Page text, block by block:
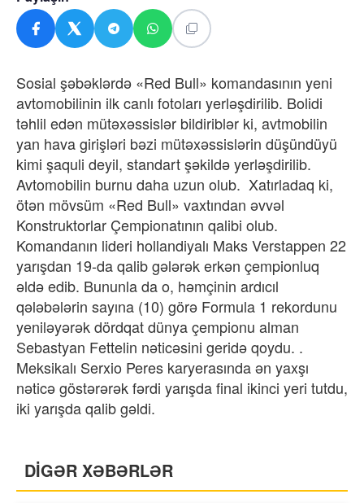
Sosial şəbəklərdə «Red Bull» komandasının yeni
avtomobilinin ilk canlı fotoları yerləşdirilib. Bolidi
təhlil edən mütəxəssislər bildiriblər ki, avtmobilin
yan hava girişləri bəzi mütəxəssislərin düşündüyü
kimi şaquli deyil, standart şəkildə yerləşdirilib.
Avtomobilin burnu daha uzun olub. Xatırladaq ki,
ötən mövsüm «Red Bull» vaxtından əvvəl
Konstruktorlar Çempionatının qalibi olub.
Komandanın lideri hollandiyalı Maks Verstappen 22
yarışdan 19-da qalib gələrək erkən çempionluq
əldə edib. Bununla da o, həmçinin ardıcıl
qələbələrin sayına (10) görə Formula 1 rekordunu
yeniləyərək dördqat dünya çempionu alman
Sebastyan Fettelin nəticəsini geridə qoydu. .
Meksikalı Serxio Peres karyerasında ən yaxşı
nəticə göstərərək fərdi yarışda final ikinci yeri tutdu,
iki yarışda qalib gəldi.
DİGƏR XƏBƏRLƏR